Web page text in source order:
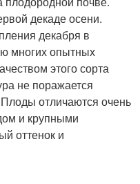
декаде осени.
декабря в
многих опытных
этого сорта
не поражается
отличаются очень
и крупными
оттенок и